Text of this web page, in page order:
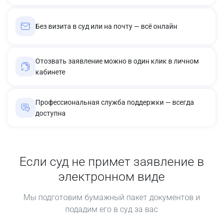
Без визита в суд или на почту — всё онлайн
Отозвать заявление можно в один клик в личном
кабинете
Профессиональная служба поддержки — всегда
доступна
Если суд не примет заявление в
электронном виде
Мы подготовим бумажный пакет документов и
подадим его в суд за вас